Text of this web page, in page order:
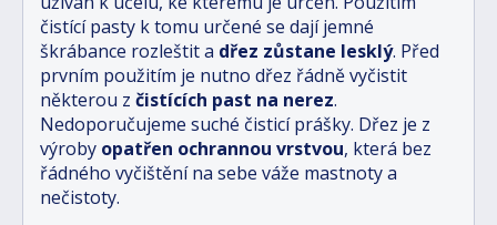
čistící pasty k tomu určené se dají jemné
škrábance rozleštit a dřez zůstane lesklý. Před
prvním použitím je nutno dřez řádně vyčistit
některou z čistících past na nerez.
Nedoporučujeme suché čisticí prášky. Dřez je z
výroby opatřen ochrannou vrstvou, která bez
řádného vyčištění na sebe váže mastnoty a
nečistoty.